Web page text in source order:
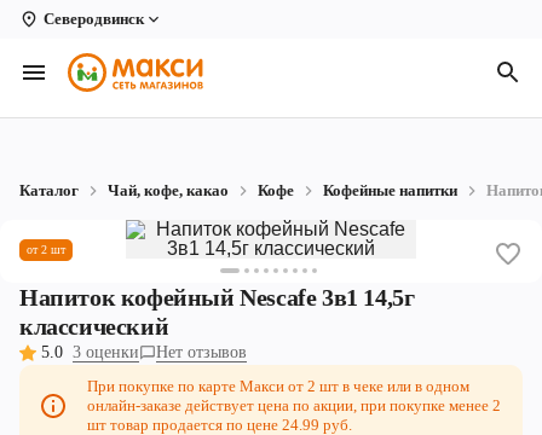
Северодвинск
Вологда
Архангельск
Кирово-Чепецк
Коряжма
Котлас
Новодвинск
Каталог Чай, кофе, какао Кофе Кофейные напитки
от 2 шт
Напиток кофейный Nescafe 3в1 14,5г
классический
5.0 3 оценки
Нет отзывов
При покупке по карте Макси от 2 шт в чеке или в одном
онлайн-заказе действует цена по акции, при покупке менее 2
шт товар продается по цене 24.99 руб.